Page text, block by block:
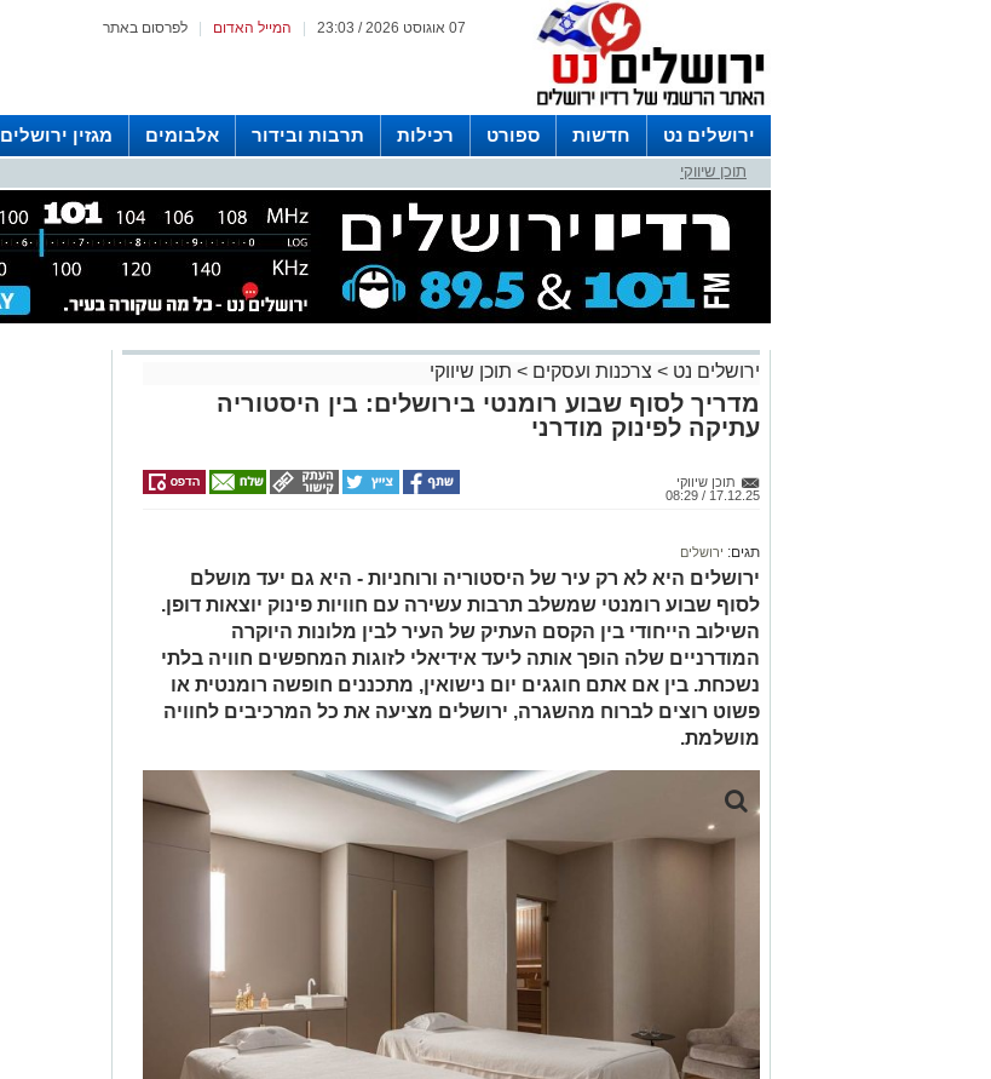
לפרסום באתר המייל האדום 07 אוגוסט 2026 / 23:03
ירושלים נט חדשות ספורט רכילות תרבות ובידור אלבומים מגזין ירושלים
לפרסום ברדיו צרו קשר
תוכן שיווקי
ירושלים נט > צרכנות ועסקים > תוכן שיווקי
מדריך לסוף שבוע רומנטי בירושלים: בין היסטוריה
עתיקה לפינוק מודרני
תוכן שיווקי
17.12.25 / 08:29
תגים: ירושלים
ירושלים היא לא רק עיר של היסטוריה ורוחניות - היא גם יעד מושלם
לסוף שבוע רומנטי שמשלב תרבות עשירה עם חוויות פינוק יוצאות דופן.
השילוב הייחודי בין הקסם העתיק של העיר לבין מלונות היוקרה
המודרניים שלה הופך אותה ליעד אידיאלי לזוגות המחפשים חוויה בלתי
נשכחת. בין אם אתם חוגגים יום נישואין, מתכננים חופשה רומנטית או
פשוט רוצים לברוח מהשגרה, ירושלים מציעה את כל המרכיבים לחוויה
מושלמת.